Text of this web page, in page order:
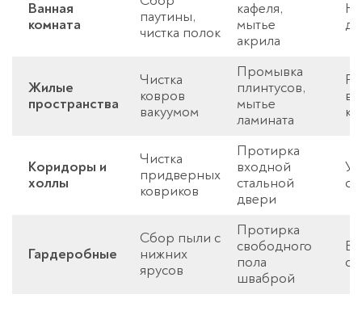
Ванная
комната
паутины,
чистка полок
кафеля,
мытье
акрила
Жилые
пространства
Чистка
ковров
вакуумом
Промывка
плинтусов,
мытье
ламината
Коридоры и
холлы
Чистка
придверных
ковриков
Протирка
входной
стальной
двери
с
Гардеробные
Сбор пыли с
нижних
ярусов
Протирка
свободного
пола
шваброй